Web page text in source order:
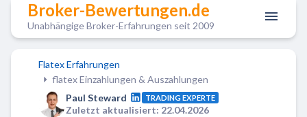
Broker-Bewertungen.de
Unabhängige Broker-Erfahrungen seit 2009
Flatex Erfahrungen
flatex Einzahlungen & Auszahlungen
Paul Steward
TRADING EXPERTE
Zuletzt aktualisiert: 22.04.2026